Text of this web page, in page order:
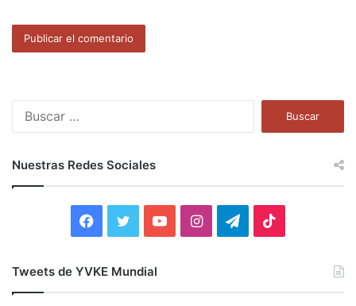
r
:
Nuestras Redes Sociales
I
Tweets de YVKE Mundial